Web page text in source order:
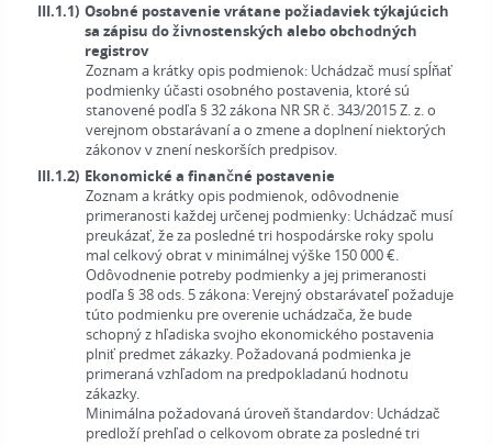
III.1.1) Osobné postavenie vrátane požiadaviek týkajúcich
sa zápisu do živnostenských alebo obchodných
registrov
Zoznam a krátky opis podmienok: Uchádzač musí spĺňať
podmienky účasti osobného postavenia, ktoré sú
stanovené podľa § 32 zákona NR SR č. 343/2015 Z. z. o
verejnom obstarávaní a o zmene a doplnení niektorých
zákonov v znení neskorších predpisov.
III.1.2) Ekonomické a finančné postavenie
Zoznam a krátky opis podmienok, odôvodnenie
primeranosti každej určenej podmienky: Uchádzač musí
preukázať, že za posledné tri hospodárske roky spolu
mal celkový obrat v minimálnej výške 150 000 €.
Odôvodnenie potreby podmienky a jej primeranosti
podľa § 38 ods. 5 zákona: Verejný obstarávateľ požaduje
túto podmienku pre overenie uchádzača, že bude
schopný z hľadiska svojho ekonomického postavenia
plniť predmet zákazky. Požadovaná podmienka je
primeraná vzhľadom na predpokladanú hodnotu
zákazky.
Minimálna požadovaná úroveň štandardov: Uchádzač
predloží prehľad o celkovom obrate za posledné tri